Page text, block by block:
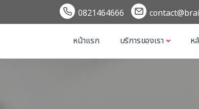
0821464666
หน้าแรก บริการของเรา ห